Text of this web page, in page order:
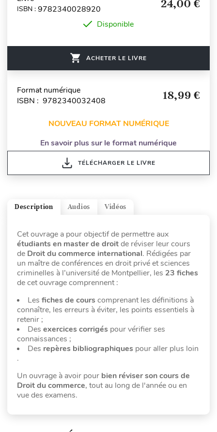
ISBN : 9782340028920 24,00 €
Disponible
ACHETER LE LIVRE
Format numérique
ISBN : 9782340032408
18,99 €
NOUVEAU FORMAT NUMÉRIQUE
En savoir plus sur le format numérique
TÉLÉCHARGER LE LIVRE
Vidéos
Audios
Description
Cet ouvrage a pour objectif de permettre aux
étudiants en master de droitde réviser leur cours
de Droit du commerce international. Rédigées par
un maître de conférences en droit privé et sciences
criminelles à l’université de Montpellier, les 23 fiches
de cet ouvrage comprennent :
Les fiches de cours comprenant les définitions à
connaître, les erreurs à éviter, les points essentiels à
retenir ;
Des exercices corrigés pour vérifier ses
connaissances ;
Des repères bibliographiques pour aller plus loin
.
Un ouvrage à avoir pour bien réviser son cours de
Droit du commerce, tout au long de l'année ou en
vue des examens.